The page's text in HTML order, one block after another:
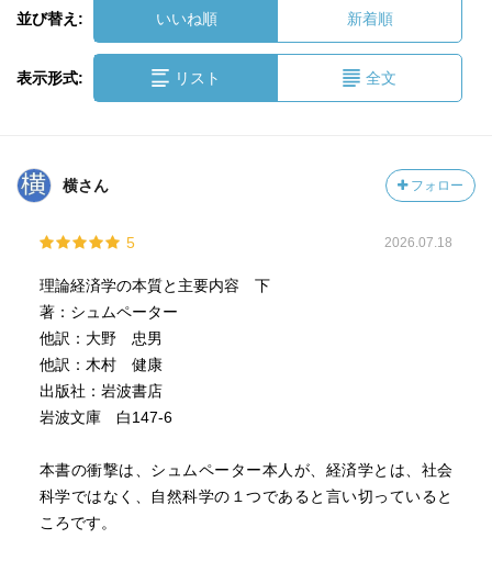
並び替え: いいね順 新着順
表示形式: リスト 全文
横さん フォロー
5 2026.07.18
理論経済学の本質と主要内容 下
著：シュムペーター
他訳：大野 忠男
他訳：木村 健康
出版社：岩波書店
岩波文庫 白147-6
本書の衝撃は、シュムペーター本人が、経済学とは、社会
科学ではなく、自然科学の１つであると言い切っていると
ころです。